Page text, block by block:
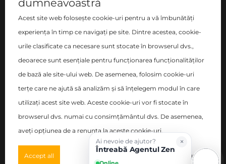
Contact
COMPANIE
S.C. ZEN DECO HOME S.R.L.
București, Sector 2 , Blvd-ul Basarabia nr. 200, bl. B,
sc. C, et. 6, ap. 106
Nr. Registrul Comerțului: J40/14348/2017
2026Zen Interior. ×
Ai nevoie de ajutor?
Întreabă Agentul Zen
dumneavoastră
Acest site web folosește cookie-uri pentru a vă îmbunătăți
experiența în timp ce navigați pe site. Dintre acestea, cookie-
urile clasificate ca necesare sunt stocate în browserul dvs.,
deoarece sunt esențiale pentru funcționarea funcționalităților
de bază ale site-ului web. De asemenea, folosim cookie-uri
terțe care ne ajută să analizăm și să înțelegem modul în care
utilizați acest site web. Aceste cookie-uri vor fi stocate în
browserul dvs. numai cu consimțământul dvs. De asemenea,
aveți opțiunea de a renunța la aceste cookie-uri.
Accept all Preferences